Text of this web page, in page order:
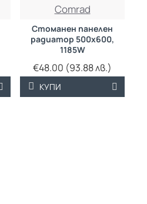
ТРАЙНО НИСКА
Comrad
Стоманен панелен
радиатор 500х600,
1185W
€48.00 (93.88 лв.)
КУПИ